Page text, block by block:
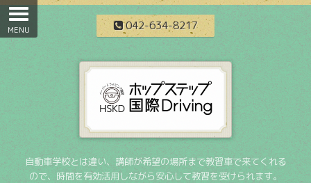
042-634-8217
自動車学校とは違い、講師が希望の場所まで教習車で来てくれる
ので、時間を有効活用しながら安心して教習を受けられます。